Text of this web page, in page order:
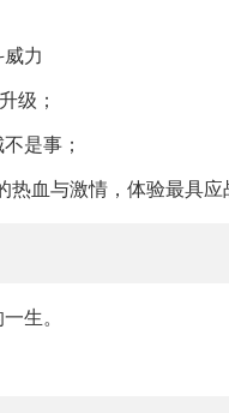
力
级；
是事；
血与激情，体验最具应
生。